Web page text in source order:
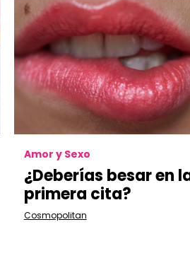
Amor y Sexo
¿Deberías besar en
primera cita?
Cosmopolitan